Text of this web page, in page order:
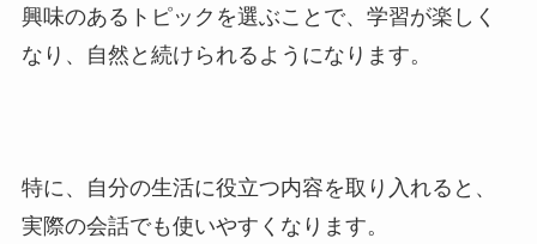
興味のあるトピックを選ぶことで、学習が楽しく
なり、自然と続けられるようになります。
特に、自分の生活に役立つ内容を取り入れると、
実際の会話でも使いやすくなります。